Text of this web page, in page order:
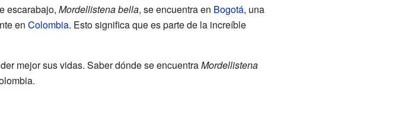
escarabajo, Mordellistena bella, se encuentra en Bogotá, una
en Colombia. Esto significa que es parte de la increíble
mejor sus vidas. Saber dónde se encuentraMordellistena